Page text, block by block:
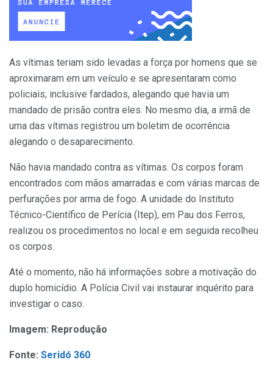
As vítimas teriam sido levadas a força por homens que se
aproximaram em um veículo e se apresentaram como
policiais, inclusive fardados, alegando que havia um
mandado de prisão contra eles. No mesmo dia, a irmã de
uma das vítimas registrou um boletim de ocorrência
alegando o desaparecimento.
Não havia mandado contra as vítimas. Os corpos foram
encontrados com mãos amarradas e com várias marcas de
perfurações por arma de fogo. A unidade do Instituto
Técnico-Científico de Perícia (Itep), em Pau dos Ferros,
realizou os procedimentos no local e em seguida recolheu
os corpos.
Até o momento, não há informações sobre a motivação do
duplo homicídio. A Polícia Civil vai instaurar inquérito para
investigar o caso.
Imagem: Reprodução
Fonte: Seridó 360